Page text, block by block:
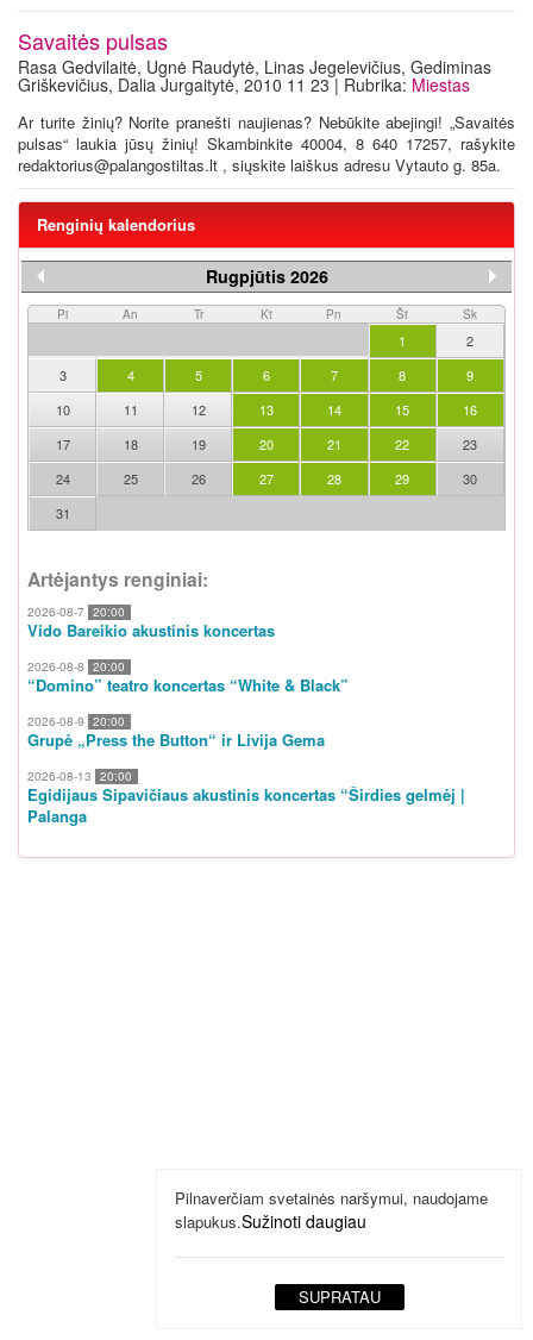
Savaitės pulsas
Rasa Gedvilaitė, Ugnė Raudytė, Linas Jegelevičius, Gediminas
Griškevičius, Dalia Jurgaitytė, 2010 11 23 | Rubrika: Miestas
Ar turite žinių? Norite pranešti naujienas? Nebūkite abejingi! „Savaitės
pulsas“ laukia jūsų žinių! Skambinkite 40004, 8 640 17257, rašykite
redaktorius@palangostiltas.lt , siųskite laiškus adresu Vytauto g. 85a.
Renginių kalendorius
Rugpjūtis 2026
Pi An Tr Kt Pn Št Sk
1
2
3
4 5 6 7 8
9
10
11 12 13 14 15
16
17
18 19 20 21 22
23
24
25 26 27 28 29
30
31
Artėjantys renginiai:
2026-08-7 20:00
Vido Bareikio akustinis koncertas
2026-08-8 20:00
“Domino” teatro koncertas “White & Black”
2026-08-9 20:00
Grupė „Press the Button“ ir Livija Gema
2026-08-13 20:00
Egidijaus Sipavičiaus akustinis koncertas “Širdies gelmėj |
Palanga
Pilnaverčiam svetainės naršymui, naudojame
slapukus.Sužinoti daugiau
SUPRATAU